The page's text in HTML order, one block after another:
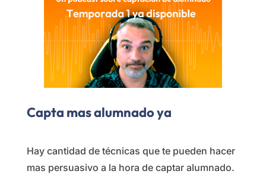
Capta mas alumnado ya
Hay cantidad de técnicas que te pueden hacer
mas persuasivo a la hora de captar alumnado.